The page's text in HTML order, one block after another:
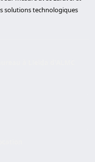
solutions technologiques